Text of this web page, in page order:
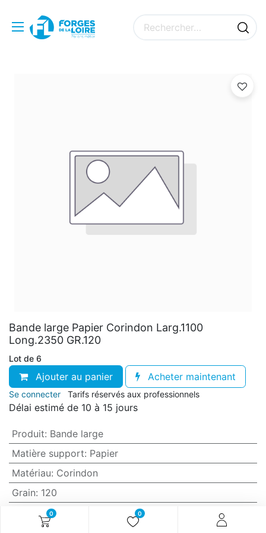
0 0
Bande large Papier Corindon Larg.1100
Long.2350 GR.120
Lot de 6
Ajouter au panier Acheter maintenant
Se connecter Tarifs réservés aux professionnels
Délai estimé de 10 à 15 jours
Produit: Bande large
Matière support: Papier
Matériau: Corindon
Grain: 120
Anti-encrassement
Non (standard)